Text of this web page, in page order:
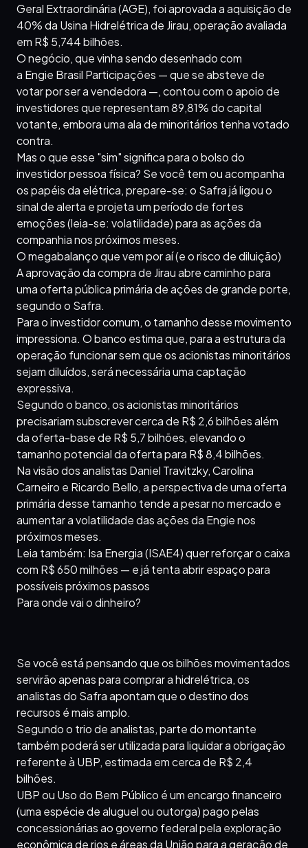
Geral Extraordinária (AGE), foi aprovada a aquisição de
40% da Usina Hidrelétrica de Jirau, operação avaliada
em R$ 5,744 bilhões.
O negócio, que vinha sendo desenhado com
a Engie Brasil Participações — que se absteve de
votar por ser a vendedora —, contou com o apoio de
investidores que representam 89,81% do capital
votante, embora uma ala de minoritários tenha votado
contra.
Mas o que esse "sim" significa para o bolso do
investidor pessoa física? Se você tem ou acompanha
os papéis da elétrica, prepare-se: o Safra já ligou o
sinal de alerta e projeta um período de fortes
emoções (leia-se: volatilidade) para as ações da
companhia nos próximos meses.
O megabalanço que vem por aí (e o risco de diluição)
A aprovação da compra de Jirau abre caminho para
uma oferta pública primária de ações de grande porte,
segundo o Safra.
Para o investidor comum, o tamanho desse movimento
impressiona. O banco estima que, para a estrutura da
operação funcionar sem que os acionistas minoritários
sejam diluídos, será necessária uma captação
expressiva.
Segundo o banco, os acionistas minoritários
precisariam subscrever cerca de R$ 2,6 bilhões além
da oferta-base de R$ 5,7 bilhões, elevando o
tamanho potencial da oferta para R$ 8,4 bilhões.
Na visão dos analistas Daniel Travitzky, Carolina
Carneiro e Ricardo Bello, a perspectiva de uma oferta
primária desse tamanho tende a pesar no mercado e
aumentar a volatilidade das ações da Engie nos
próximos meses.
Leia também: Isa Energia (ISAE4) quer reforçar o caixa
com R$ 650 milhões — e já tenta abrir espaço para
possíveis próximos passos
Para onde vai o dinheiro?
Se você está pensando que os bilhões movimentados
servirão apenas para comprar a hidrelétrica, os
analistas do Safra apontam que o destino dos
recursos é mais amplo.
Segundo o trio de analistas, parte do montante
também poderá ser utilizada para liquidar a obrigação
referente à UBP, estimada em cerca de R$ 2,4
bilhões.
UBP ou Uso do Bem Público é um encargo financeiro
(uma espécie de aluguel ou outorga) pago pelas
concessionárias ao governo federal pela exploração
econômica de rios e áreas da União para a geração de